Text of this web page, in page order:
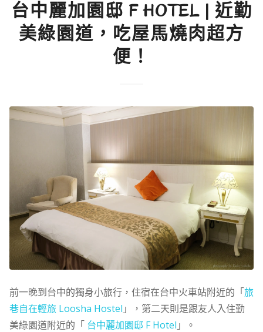
台中麗加園邸 F HOTEL | 近勤
美綠園道，吃屋馬燒肉超方
便！
前一晚到台中的獨身小旅行，住宿在台中火車站附近的「旅
巷自在輕旅 Loosha Hostel 」，第二天則是跟友人入住勤
美綠園道附近的「 台中麗加園邸 F Hotel 」。